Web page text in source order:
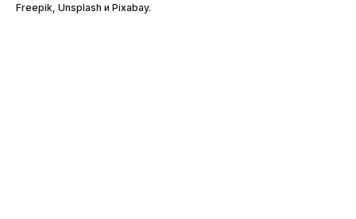
Freepik, Unsplash и Pixabay.